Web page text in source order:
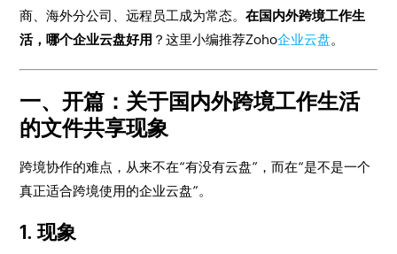
商、海外分公司、远程员工成为常态。在国内外跨境工作生
活，哪个企业云盘好用 ？这里小编推荐Zoho企业云盘。
一、开篇：关于国内外跨境工作生活
的文件共享现象
跨境协作的难点，从来不在“有没有云盘”，而在“是不是一个
真正适合跨境使用的企业云盘”。
1. 现象